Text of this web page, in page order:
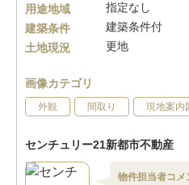
用途地域
指定なし
建築条件
建築条件付
土地現況
更地
画像カテゴリ
外観 間取り 現地案内
センチュリー21新都市不動産
物件担当者コメ